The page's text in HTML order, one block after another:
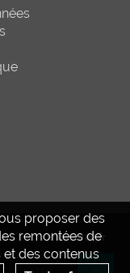
proposer des
remontées de
des contenus
www.inrae.fr